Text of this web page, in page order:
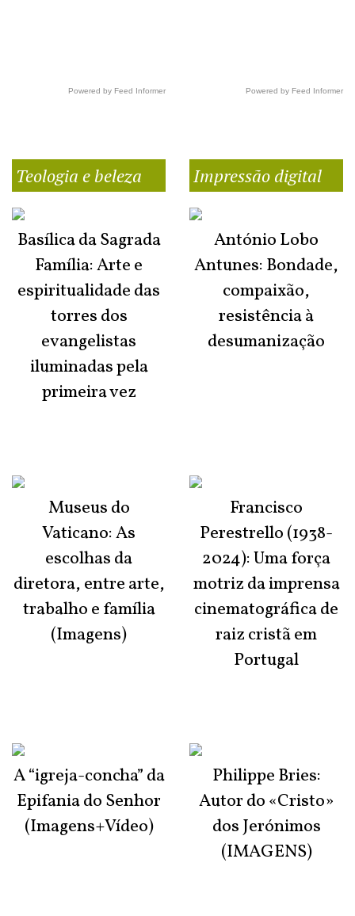
Powered by Feed Informer Powered by Feed Informer
Teologia e beleza
Basílica da Sagrada
Família: Arte e
espiritualidade das
torres dos
evangelistas
iluminadas pela
primeira vez
Museus do
Vaticano: As
escolhas da
diretora, entre arte,
trabalho e família
(Imagens)
A “igreja-concha” da
Epifania do Senhor
(Imagens+Vídeo)
Impressão digital
António Lobo
Antunes: Bondade,
compaixão,
resistência à
desumanização
Francisco
Perestrello (1938-
2024): Uma força
motriz da imprensa
cinematográfica de
raiz cristã em
Portugal
Philippe Bries:
Autor do «Cristo»
dos Jerónimos
(IMAGENS)